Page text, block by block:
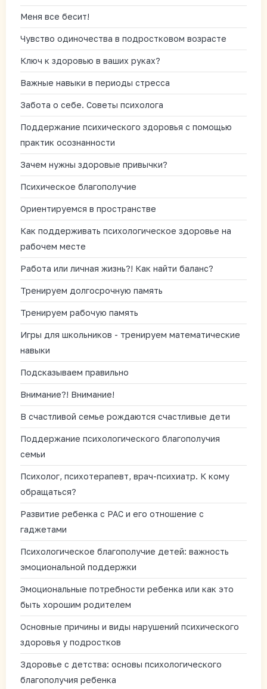
Меня все бесит!
Чувство одиночества в подростковом возрасте
Ключ к здоровью в ваших руках?
Важные навыки в периоды стресса
Забота о себе. Советы психолога
Поддержание психического здоровья с помощью
практик осознанности
Зачем нужны здоровые привычки?
Психическое благополучие
Ориентируемся в пространстве
Как поддерживать психологическое здоровье на
рабочем месте
Работа или личная жизнь?! Как найти баланс?
Тренируем долгосрочную память
Тренируем рабочую память
Игры для школьников - тренируем математические
навыки
Подсказываем правильно
Внимание?! Внимание!
В счастливой семье рождаются счастливые дети
Поддержание психологического благополучия
семьи
Психолог, психотерапевт, врач-психиатр. К кому
обращаться?
Развитие ребенка с РАС и его отношение с
гаджетами
Психологическое благополучие детей: важность
эмоциональной поддержки
Эмоциональные потребности ребенка или как это
быть хорошим родителем
Основные причины и виды нарушений психического
здоровья у подростков
Здоровье с детства: основы психологического
благополучия ребенка